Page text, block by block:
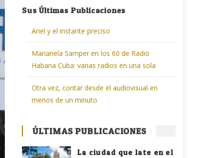
Sus Últimas Publicaciones
Ariel y el instante preciso
Marianela Samper en los 60 de Radio
Habana Cuba: varias radios en una sola
Otra vez, contar desde el audiovisual en
menos de un minuto
ÚLTIMAS PUBLICACIONES
La ciudad que late en el